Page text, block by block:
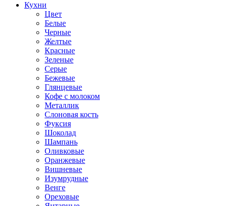
Кухни
Цвет
Белые
Черные
Желтые
Красные
Зеленые
Серые
Бежевые
Глянцевые
Кофе с молоком
Металлик
Слоновая кость
Фуксия
Шоколад
Шампань
Оливковые
Оранжевые
Вишневые
Изумрудные
Венге
Ореховые